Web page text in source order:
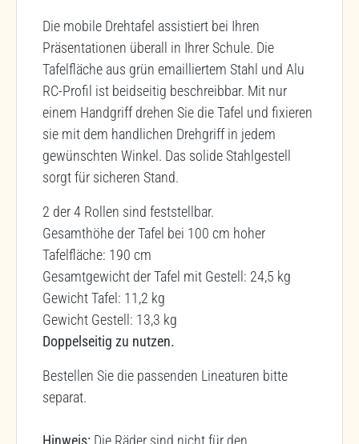
Die mobile Drehtafel assistiert bei Ihren
Präsentationen überall in Ihrer Schule. Die
Tafelfläche aus grün emailliertem Stahl und Alu
RC-Profil ist beidseitig beschreibbar. Mit nur
einem Handgriff drehen Sie die Tafel und fixieren
sie mit dem handlichen Drehgriff in jedem
gewünschten Winkel. Das solide Stahlgestell
sorgt für sicheren Stand.
2 der 4 Rollen sind feststellbar.
Gesamthöhe der Tafel bei 100 cm hoher
Tafelfläche: 190 cm
Gesamtgewicht der Tafel mit Gestell: 24,5 kg
Gewicht Tafel: 11,2 kg
Gewicht Gestell: 13,3 kg
Doppelseitig zu nutzen.
Bestellen Sie die passenden Lineaturen bitte
separat.
Hinweis: Die Räder sind nicht für den